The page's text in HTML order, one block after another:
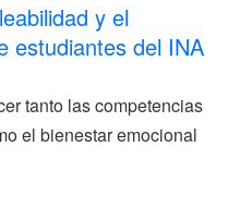
y el
estudiantes del INA
tanto las competencias
el bienestar emocional